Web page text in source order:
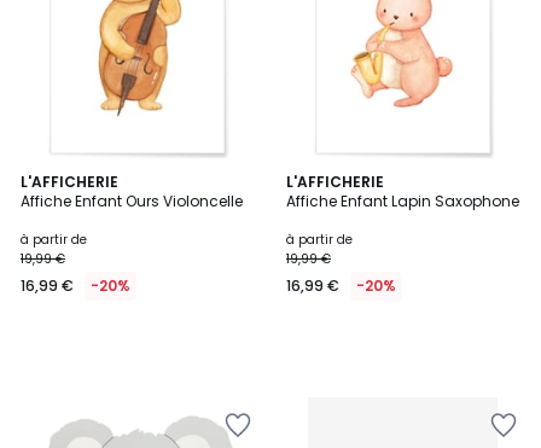
L'AFFICHERIE
Affiche Enfant Ours Violoncelle
à partir de
19,99 €
16,99 € -20%
L'AFFICHERIE
Affiche Enfant Lapin Saxophone
à partir de
19,99 €
16,99 € -20%